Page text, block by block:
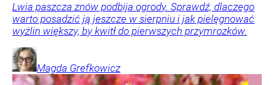
Lwia paszcza znów podbija ogrody. Sprawdź, dlaczego
warto posadzić ją jeszcze w sierpniu i jak pielęgnować
wyżlin większy, by kwitł do pierwszych przymrozków.
Magda Grefkowicz